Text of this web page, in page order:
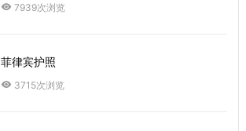
7939次浏览
菲律宾护照
3715次浏览